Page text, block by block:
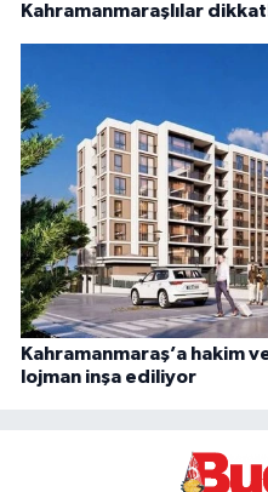
Kahramanmaraşlılar
Kahramanmaraş’a hakim
lojman inşa ediliyor